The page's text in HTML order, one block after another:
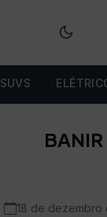
SUVS
18 de dezembro